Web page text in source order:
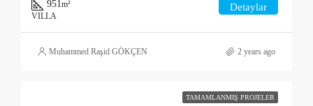
951m²
VILLA
Detaylar
Muhammed Raşid GÖKÇEN 2 years ago
TAMAMLANMIŞ PROJELER